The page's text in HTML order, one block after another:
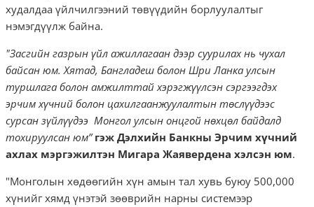
худалдаа үйлчилгээний төвүүдийн борлуулалтыг
нэмэгдүүлж байна.
"Засгийн газрын үйл ажиллагаан дээр суурилах нь чухал
байсан юм. Хятад, Бангладеш болон Шри Ланка улсын
туршлага болон амжилттай хэрэгжүүлсэн сэргээгдэх
эрчим хүчний болон цахилгаанжуулалтын төслүүдээс
сурсан зүйлүүдээ Монгол улсын онцгой нөхцөл байдалд
тохируулсан юм”гэж Дэлхийн Банкны Эрчим хүчний
ахлах мэргэжилтэн Мигара Жаявердена хэлсэн юм.
"Монголын хөдөөгийн хүн амын тал хувь буюу 500,000
хүнийг хямд үнэтэй зөөврийн нарны системээр